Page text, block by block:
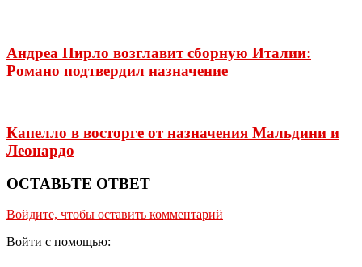
Андреа Пирло возглавит сборную Италии:
Романо подтвердил назначение
Капелло в восторге от назначения Мальдини и
Леонардо
ОСТАВЬТЕ ОТВЕТ
Войдите, чтобы оставить комментарий
Войти с помощью: